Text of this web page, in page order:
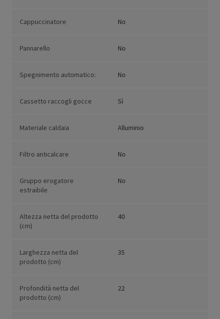
Cappuccinatore No
Pannarello No
Spegnimento automatico: No
Cassetto raccogli gocce Sì
Materiale caldaia Alluminio
Filtro anticalcare No
Gruppo erogatore
estraibile
No
Altezza netta del prodotto
(cm)
40
Larghezza netta del
prodotto (cm)
35
Profondità netta del
prodotto (cm)
22